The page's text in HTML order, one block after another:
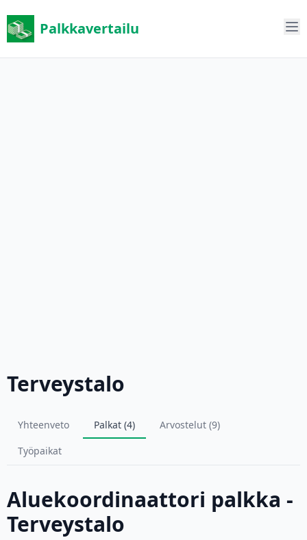
Palkkavertailu
Terveystalo
Yhteenveto Palkat (4)
Arvostelut (9)
Työpaikat
Aluekoordinaattori palkka -
Terveystalo